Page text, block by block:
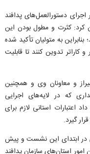
دستورالعمل‌های پدافند
کرد: کثرت و مطول بودن این
به متولیان تأکید شده
تدوین کنند تا قابلیت
و معاونان وی و همچنین
که در لایه‌های اجرایی
اعتبارات استانی لازم برای
گیرد.
در ابتدای این نشست و پیش
استان‌های سازمان پدافند